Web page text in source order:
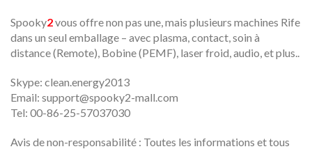
Spooky2vous offre non pas une, mais plusieurs machines Rife
dans un seul emballage – avec plasma, contact, soin à
distance (Remote), Bobine (PEMF), laser froid, audio, et plus..
Skype: clean.energy2013
Email: support@spooky2-mall.com
Tel: 00-86-25-57037030
Avis de non-responsabilité : Toutes les informations et tous